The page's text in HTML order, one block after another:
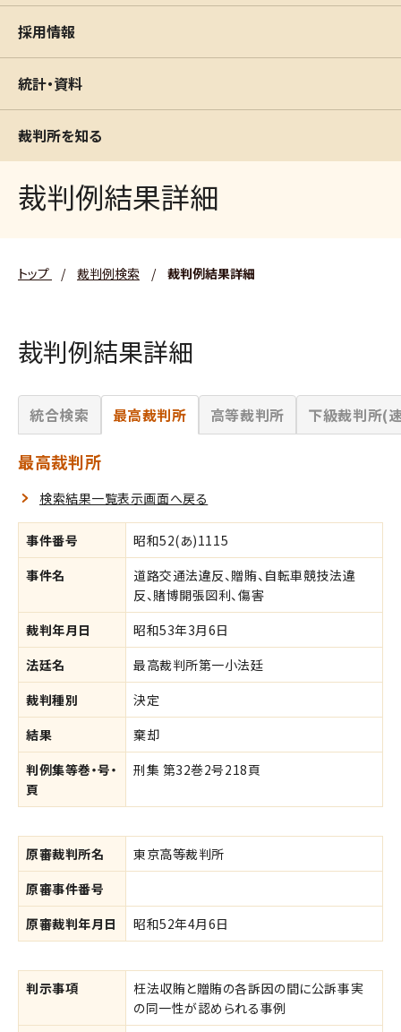
採用情報
統計・資料
裁判所を知る
裁判例結果詳細
トップ / 裁判例検索 / 裁判例結果詳細
裁判例結果詳細
統合検索 最高裁判所 高等裁判所 下級裁判所(
最高裁判所
検索結果一覧表示画面へ戻る
事件番号
昭和52(あ)1115
事件名
道路交通法違反、贈賄、自転車競技法違
反、賭博開張図利、傷害
裁判年月日
昭和53年3月6日
法廷名
最高裁判所第一小法廷
裁判種別
決定
結果
棄却
判例集等巻・号・
頁
刑集 第32巻2号218頁
原審裁判所名
東京高等裁判所
原審事件番号
原審裁判年月日
昭和52年4月6日
判示事項
枉法収賄と贈賄の各訴因の間に公訴事実
の同一性が認められる事例